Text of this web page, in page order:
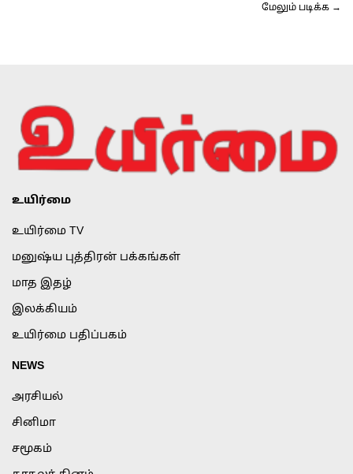
மேலும் படிக்க →
உயிர்மை
உயிர்மை TV
மனுஷ்ய புத்திரன் பக்கங்கள்
மாத இதழ்
இலக்கியம்
உயிர்மை பதிப்பகம்
NEWS
அரசியல்
சினிமா
சமூகம்